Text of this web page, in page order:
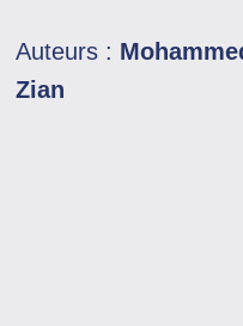
Auteurs :
Zian